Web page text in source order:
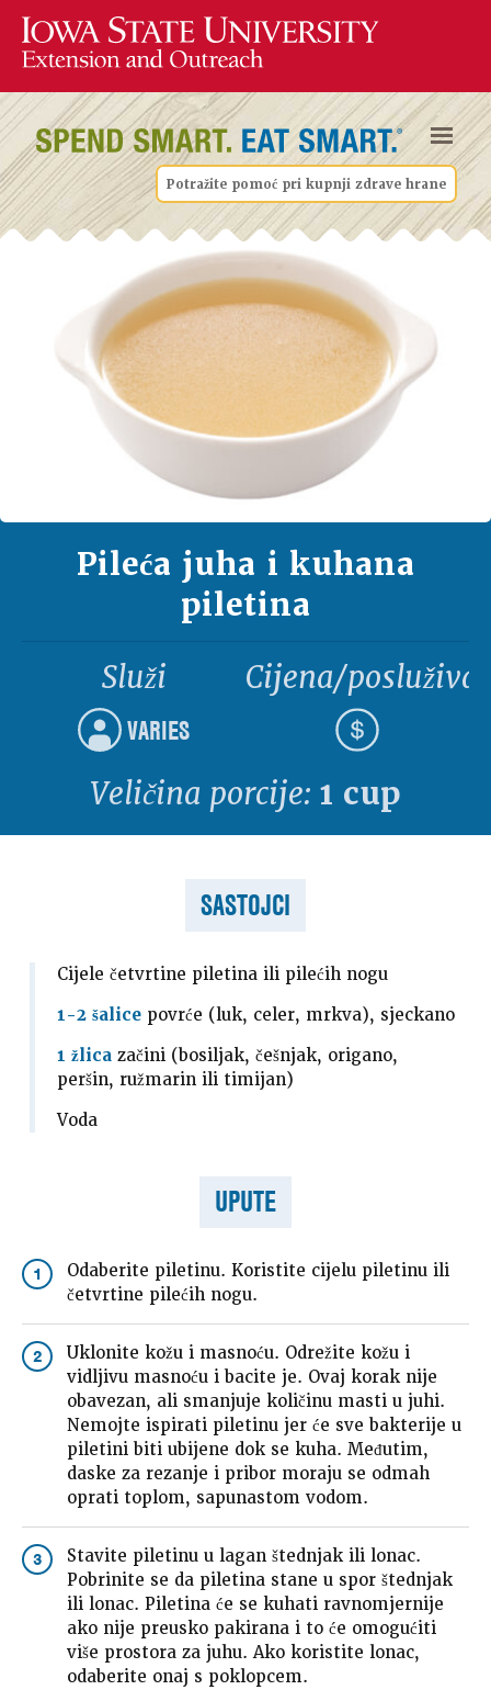
Potražite pomoć pri kupnji zdrave hrane
Pileća juha i kuhana
piletina
Služi
VARIES
Cijena/
Veličina porcije: 1 cup
SASTOJCI
Cijele četvrtine piletina ili pilećih nogu
1-2 šalice povrće (luk, celer, mrkva), sjeckano
1 žlica začini (bosiljak, češnjak, origano,
peršin, ružmarin ili timijan)
Voda
UPUTE
1
Odaberite piletinu. Koristite cijelu piletinu ili
četvrtine pilećih nogu.
2
Uklonite kožu i masnoću. Odrežite kožu i
vidljivu masnoću i bacite je. Ovaj korak nije
obavezan, ali smanjuje količinu masti u juhi.
Nemojte ispirati piletinu jer će sve bakterije u
piletini biti ubijene dok se kuha. Međutim,
daske za rezanje i pribor moraju se odmah
oprati toplom, sapunastom vodom.
3
Stavite piletinu u lagan štednjak ili lonac.
Pobrinite se da piletina stane u spor štednjak
ili lonac. Piletina će se kuhati ravnomjernije
ako nije preusko pakirana i to će omogućiti
više prostora za juhu. Ako koristite lonac,
odaberite onaj s poklopcem.